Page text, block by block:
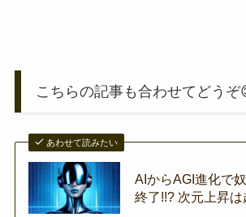
こちらの記事も合わせてどうぞ
あわせて読みたい
AIからAGI進化で
終了!!? 次元上昇は